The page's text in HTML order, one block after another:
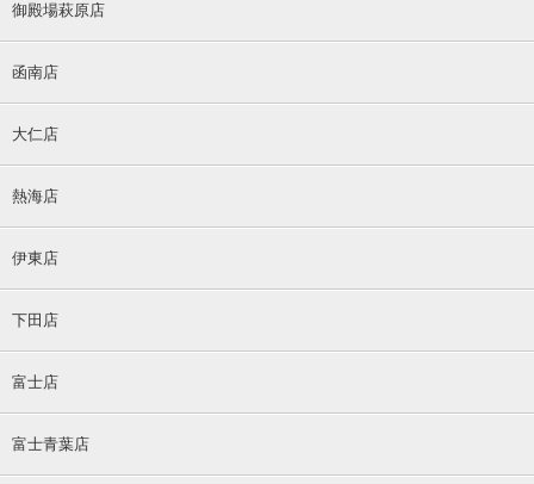
御殿場萩原店
函南店
大仁店
熱海店
伊東店
下田店
富士店
富士青葉店